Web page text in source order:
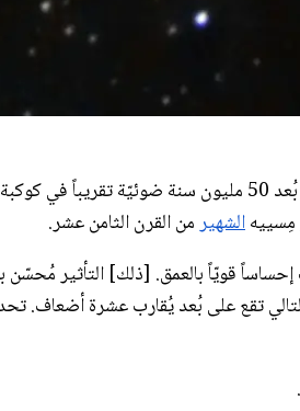
في كوكبة "
الشهيرمن القرن الثامن عشر.
إحساساً قويّاً بالعمق. [ذلك] التأثير
.